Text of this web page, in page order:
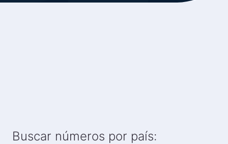
Buscar números por país: